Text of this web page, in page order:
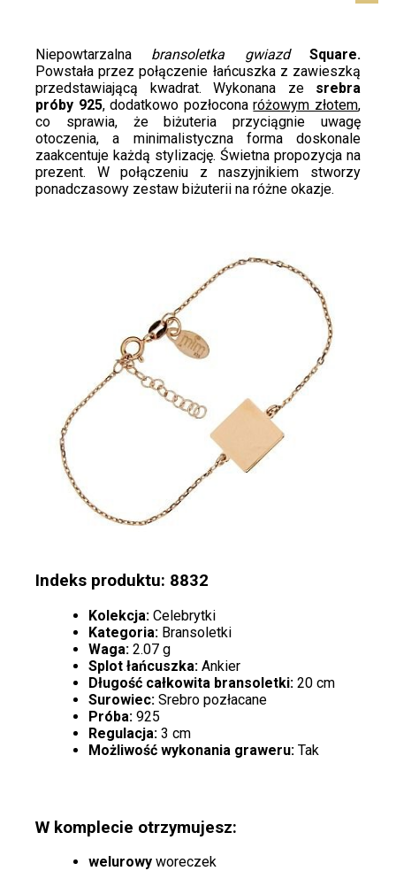
Niepowtarzalna bransoletka gwiazd
Square.
Powstała przez połączenie łańcuszka z zawieszką
przedstawiającą kwadrat. Wykonana ze srebra
próby 925, dodatkowo pozłoconaróżowym złotem,
co sprawia, że biżuteria przyciągnie uwagę
otoczenia, a minimalistyczna forma doskonale
zaakcentuje każdą stylizację. Świetna propozycja na
prezent. W połączeniu z naszyjnikiem stworzy
ponadczasowy zestaw biżuterii na różne okazje.
Indeks produktu: 8832
Kolekcja: Celebrytki
Kategoria: Bransoletki
Waga: 2.07 g
Splot łańcuszka: Ankier
Długość całkowita bransoletki: 20 cm
Surowiec: Srebro pozłacane
Próba: 925
Regulacja: 3 cm
Możliwość wykonania graweru: Tak
W komplecie otrzymujesz:
welurowy woreczek